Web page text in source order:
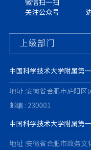
微信扫一扫
关注公众号
中国科学技术大学附属第
地址 :安徽省合肥市庐阳区
邮编 : 230001
中国科学技术大学附属第
地址 :安徽省合肥市政务文